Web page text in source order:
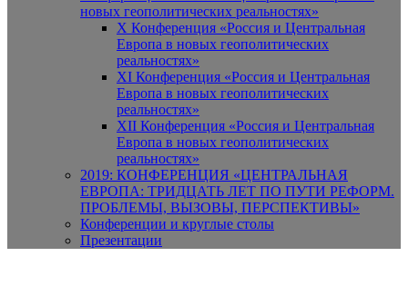
новых геополитических реальностях»
X Конференция «Россия и Центральная
Европа в новых геополитических
реальностях»
XI Конференция «Россия и Центральная
Европа в новых геополитических
реальностях»
XII Конференция «Россия и Центральная
Европа в новых геополитических
реальностях»
2019: КОНФЕРЕНЦИЯ «ЦЕНТРАЛЬНАЯ
ЕВРОПА: ТРИДЦАТЬ ЛЕТ ПО ПУТИ РЕФОРМ.
ПРОБЛЕМЫ, ВЫЗОВЫ, ПЕРСПЕКТИВЫ»
Конференции и круглые столы
Презентации